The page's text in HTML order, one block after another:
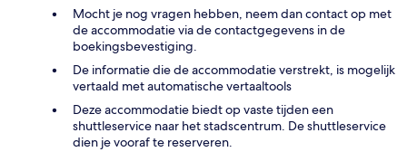
Mocht je nog vragen hebben, neem dan contact op met
de accommodatie via de contactgegevens in de
boekingsbevestiging.
De informatie die de accommodatie verstrekt, is mogelijk
vertaald met automatische vertaaltools
Deze accommodatie biedt op vaste tijden een
shuttleservice naar het stadscentrum. De shuttleservice
dien je vooraf te reserveren.